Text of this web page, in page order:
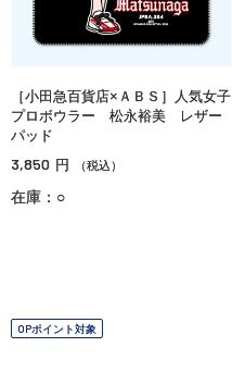
［小田急百貨店×ＡＢＳ］人気女子
プロボウラー 松永裕美 レザー
パッド
3,850 円 （税込）
在庫：○
OPポイント対象